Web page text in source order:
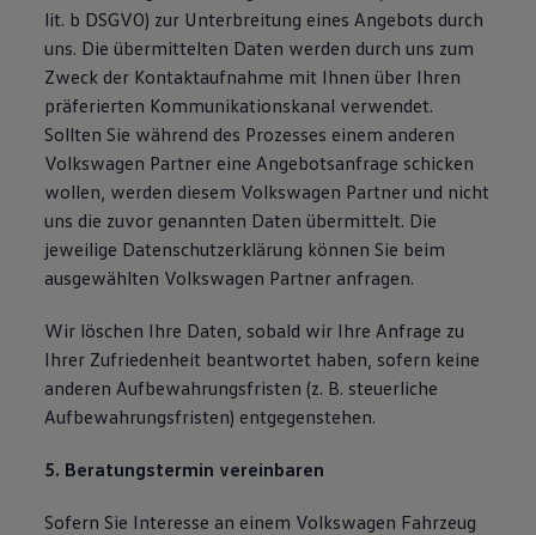
lit. b DSGVO) zur Unterbreitung eines Angebots durch
uns. Die übermittelten Daten werden durch uns zum
Zweck der Kontaktaufnahme mit Ihnen über Ihren
präferierten Kommunikationskanal verwendet.
Sollten Sie während des Prozesses einem anderen
Volkswagen Partner eine Angebotsanfrage schicken
wollen, werden diesem Volkswagen Partner und nicht
uns die zuvor genannten Daten übermittelt. Die
jeweilige Datenschutzerklärung können Sie beim
ausgewählten Volkswagen Partner anfragen.
Wir löschen Ihre Daten, sobald wir Ihre Anfrage zu
Ihrer Zufriedenheit beantwortet haben, sofern keine
anderen Aufbewahrungsfristen (z. B. steuerliche
Aufbewahrungsfristen) entgegenstehen.
5. Beratungstermin vereinbaren
Sofern Sie Interesse an einem Volkswagen Fahrzeug